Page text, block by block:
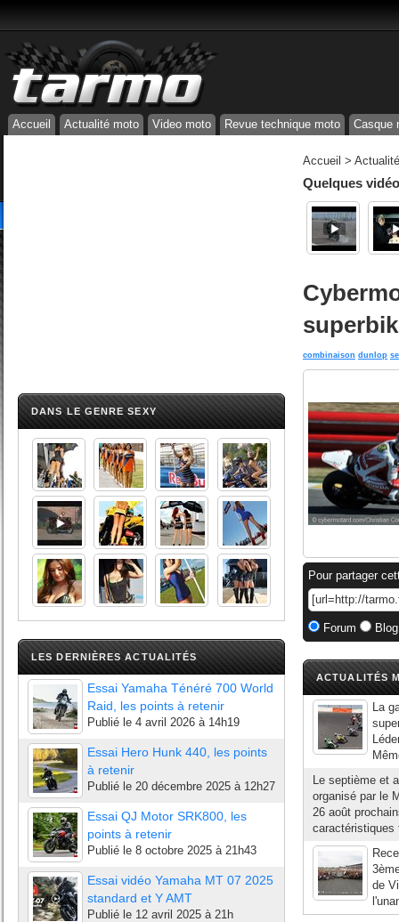
Accueil Actualité moto Video moto Revue technique moto Casque
DANS LE GENRE SEXY
LES DERNIÈRES ACTUALITÉS
Essai Yamaha Ténéré 700 World
Raid, les points à retenir
Publié le 4 avril 2026 à 14h19
Essai Hero Hunk 440, les points
à retenir
Publié le 20 décembre 2025 à 12h27
Essai QJ Motor SRK800, les
points à retenir
Publié le 8 octobre 2025 à 21h43
Essai vidéo Yamaha MT 07 2025
standard et Y AMT
Publié le 12 avril 2025 à 21h
Accueil >
Quelques
combinaison dunlop
Pour partager
Forum
ACTUALITÉS
La
Le septième et
organisé par le
26 août
caractéristiques
de